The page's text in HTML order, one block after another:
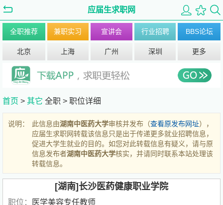
应届生求职网
全职推荐 兼职实习 宣讲会 行业招聘 BBS论坛
北京 上海 广州 深圳 更多
首页 > 其它 全职 > 职位详细
说明： 此信息由湖南中医药大学审核并发布（查看原发布网址），
应届生求职网转载该信息只是出于传递更多就业招聘信息，
促进大学生就业的目的。如您对此转载信息有疑义，请与原
信息发布者湖南中医药大学核实，并请同时联系本站处理该
转载信息。
[湖南]长沙医药健康职业学院
职位：
医学美容专任教师